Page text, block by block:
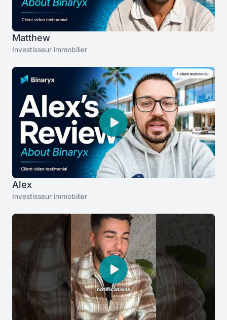
Matthew
Investisseur immobilier
Alex
Investisseur immobilier